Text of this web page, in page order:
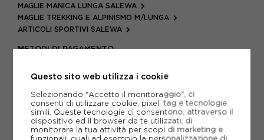
MAGLIE MANICA LUNGA SALEWA
MAGLIE TREKKING E ALPINISMO M/LUNGA
ARTICOLI SPORTIVI SALEWA
METODI DI PAGAMENTO
PIÙ INFORMAZIONI
SCHEDA TECNICA
Questo sito web utilizza i cookie
Selezionando "Accetto il monitoraggio", ci
consenti di utilizzare cookie, pixel, tag e tecnologie
simili. Queste tecnologie ci consentono, attraverso il
dispositivo ed il browser da te utilizzati, di
monitorare la tua attività per scopi di marketing e
funzionali, quali ad esempio la personalizzazione di